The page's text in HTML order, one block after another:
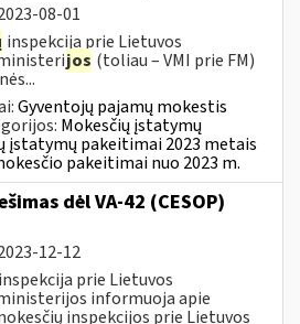
08-01
inspekcija prie Lietuvos
jos (toliau – VMI prie FM)
Gyventojų pajamų mokestis
Mokesčių įstatymų
įstatymų pakeitimai 2023 metais
pakeitimai nuo 2023 m.
dėl VA-42 (CESOP)
12-12
prie Lietuvos
informuoja apie
inspekcijos prie Lietuvos